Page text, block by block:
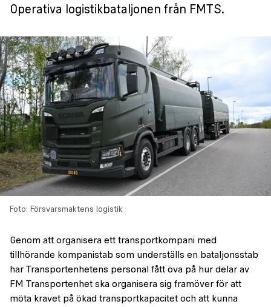
Operativa logistikbataljonen från FMTS.
Foto: Försvarsmaktens logistik
Genom att organisera ett transportkompani med
tillhörande kompanistab som underställs en bataljonsstab
har Transportenhetens personal fått öva på hur delar av
FM Transportenhet ska organisera sig framöver för att
möta kravet på ökad transportkapacitet och att kunna